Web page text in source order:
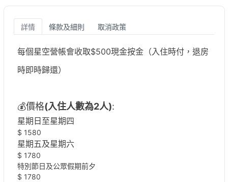
詳情 條款及細則 取消政策
每個星空營帳會收取$500現金按金（入住時付，退房
時即時歸還）
💰價格(入住人數為2人):
星期日至星期四
$ 1580
星期五及星期六
$ 1780
特別節日及公眾假期前夕
$ 1780